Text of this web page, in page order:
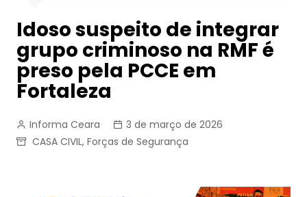
Idoso suspeito de integrar
grupo criminoso na RMF é
preso pela PCCE em
Fortaleza
Informa Ceara
3 de março de 2026
CASA CIVIL, Forças de Segurança